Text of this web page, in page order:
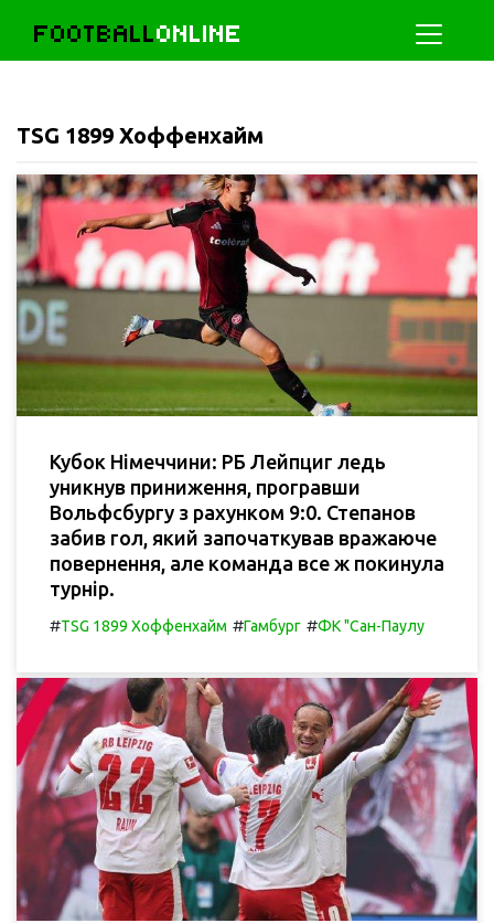
FOOTBALLONLINE
TSG 1899 Хоффенхайм
Кубок Німеччини: РБ Лейпциг ледь
уникнув приниження, програвши
Вольфсбургу з рахунком 9:0. Степанов
забив гол, який започаткував вражаюче
повернення, але команда все ж покинула
турнір.
#TSG 1899 Хоффенхайм #Гамбург #ФК "Сан-Паулу